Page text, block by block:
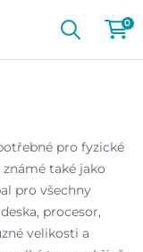
0
pro fyzické
známé také jako
pro všechny
procesor,
velikosti a